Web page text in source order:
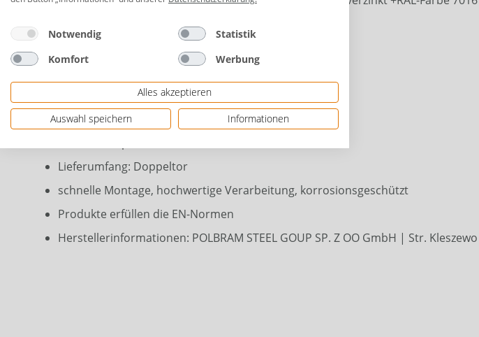
Design: vertikale vielfältige Geländerstäbe
Material: Stahl verzinkt
Farbe: anthrazit
Lieferumfang: Doppeltor
schnelle Montage, hochwertige Verarbeitung, korrosionsgeschützt
Produkte erfüllen die EN-Normen
Herstellerinformationen: POLBRAM STEEL GOUP SP. Z OO GmbH | Str.
Notwendig
Statistik
Komfort
Werbung
Alles akzeptieren
Auswahl speichern
Informationen